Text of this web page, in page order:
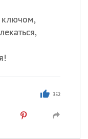
ключом,
352